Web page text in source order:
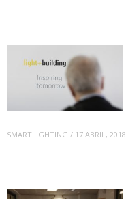
SMARTLIGHTING / 17 ABRIL, 2018